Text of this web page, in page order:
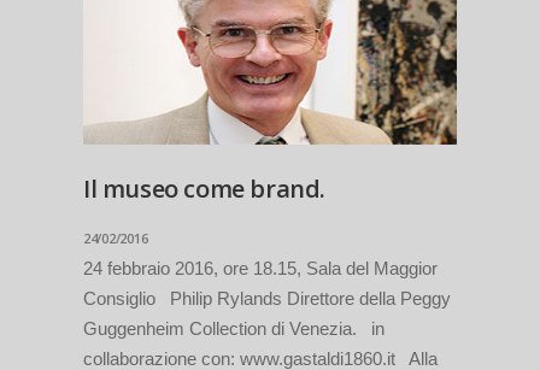
Il museo come brand.
24/02/2016
24 febbraio 2016, ore 18.15, Sala del Maggior
Consiglio Philip Rylands Direttore della Peggy
Guggenheim Collection di Venezia. in
collaborazione con: www.gastaldi1860.it Alla